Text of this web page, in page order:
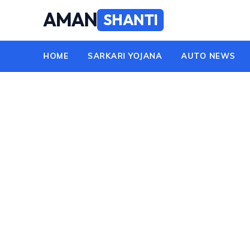
AMAN SHANTI
HOME SARKARI YOJANA AUTO NEWS